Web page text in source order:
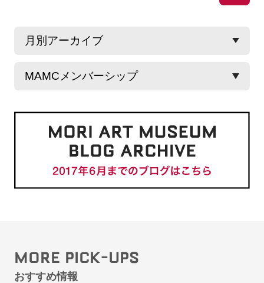
MORE PICK-UPS
おすすめ情報